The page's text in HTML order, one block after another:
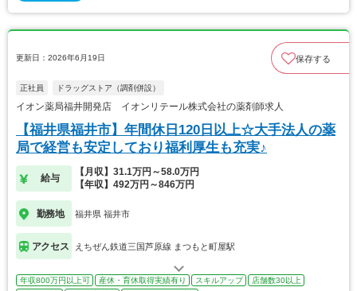
更新日：2026年6月19日 保存する
正社員 ドラッグストア（調剤併設）
イオン薬局福井開発店 イオンリテール株式会社の薬剤師求人
【福井県福井市】年間休日120日以上☆大手法人の薬
局で経営も安定しており福利厚生も充実♪
給与
【月収】31.1万円～58.0万円
【年収】492万円～846万円
勤務地 福井県 福井市
アクセス えちぜん鉄道三国芦原線 まつもと町屋駅
年収800万円以上可 産休・育休取得実績有り スキルアップ
店舗数30以上